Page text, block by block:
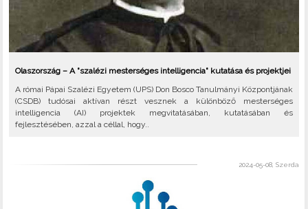
Olaszország – A "szalézi mesterséges intelligencia" kutatása és projektjei
A római Pápai Szalézi Egyetem (UPS) Don Bosco Tanulmányi Központjának
(CSDB) tudósai aktívan részt vesznek a különböző mesterséges
intelligencia (AI) projektek megvitatásában, kutatásában és
fejlesztésében, azzal a céllal, hogy..
2024-05-08, Szerda